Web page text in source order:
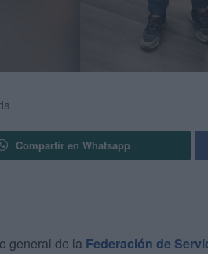
Compartir en Whatsapp
general de la Federación de